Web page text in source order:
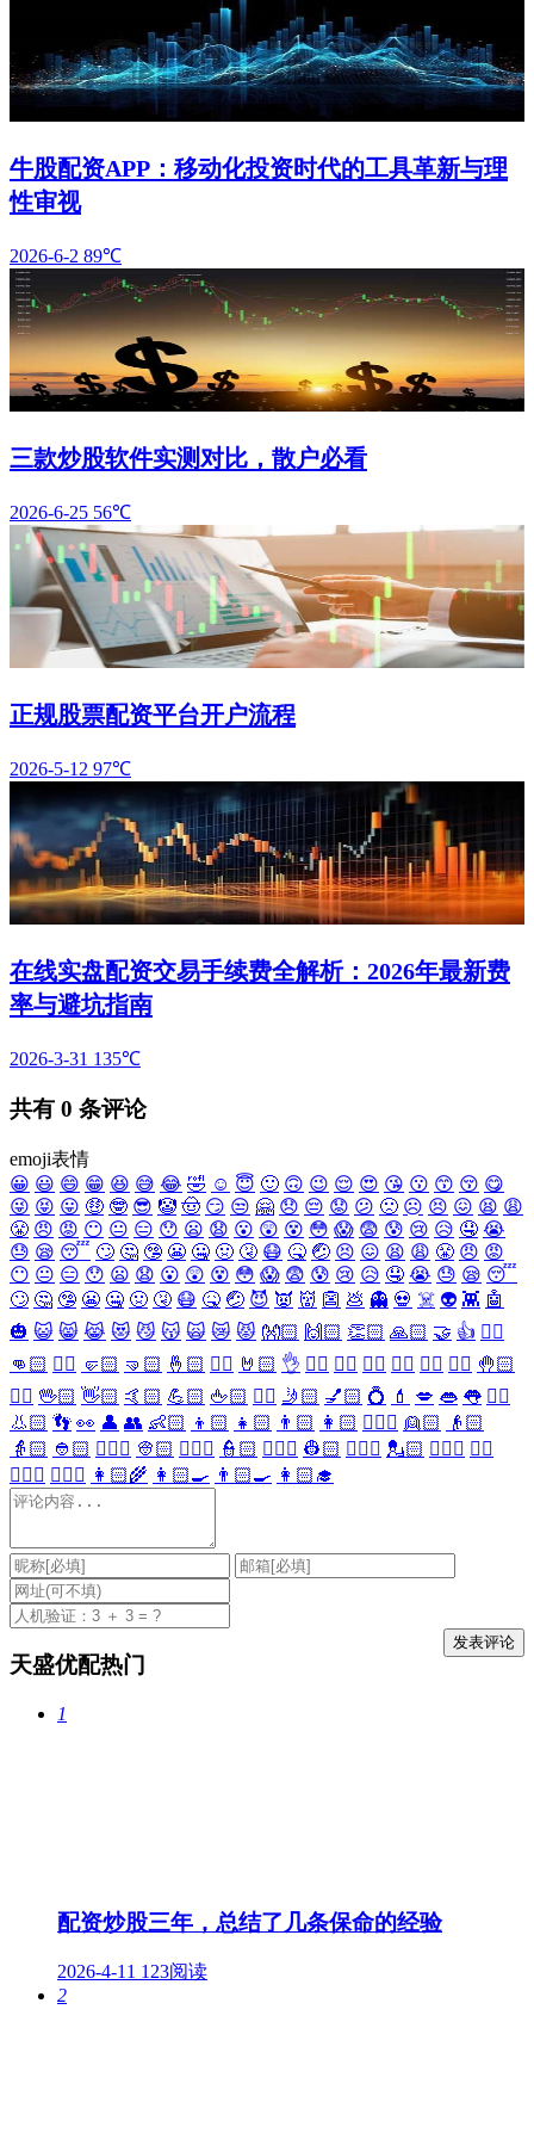
牛股配资APP：移动化投资时代的工具革新与理
性审视
2026-6-2 89℃
三款炒股软件实测对比，散户必看
2026-6-25 56℃
正规股票配资平台开户流程
2026-5-12 97℃
在线实盘配资交易手续费全解析：2026年最新费
率与避坑指南
2026-3-31 135℃
共有 0 条评论
emoji表情
😀 😃 😄 😁 😆 😅 😂 🤣 ☺️ 😇 🙂 🙃 😉 😌 😍 😘 😗 😙 😚 😋
😜 😝 😛 🤑 🤓 😎 🤡 🤠 😏 😒 🤗 😞 😔 😟 😕 🙁 ☹️ 😣 😖 😫 😩
😤 😠 😡 😶 😐 😑 😯 😦 😧 😮 😲 😵 😳 😱 😨 😰 😢 😥 🤤 😭
😓 😪 😴 🙄 🤔 🤥 😬 🤐 🤢 🤧 😷 🤒 🤕 😣 😖 😫 😩 😤 😠 😡
😶 😐 😑 😯 😦 😧 😮 😲 😵 😳 😱 😨 😰 😢 😥 🤤 😭 😓 😪 😴
🙄 🤔 🤥 😬 🤐 🤢 🤧 😷 🤒 🤕 😈 👿 👹 👺 💩 👻 💀 ☠️ 👽 👾 🤖
🎃 😺 😸 😹 😻 😼 😽 🙀 😿 😾 👐🏻 🙌🏻 👏🏻 🙏🏻 🤝 👍 👎🏻
👊🏻 ✊🏻 🤛🏻 🤜🏻 🤞🏻 ✌🏻 🤘🏻 👌 👈🏻 👉🏻 👆🏻 👇🏻 ☝🏻 ✋🏻 🤚🏻
🖐🏻 🖖🏻 👋🏻 🤙🏻 💪🏻 🖕🏻 ✍🏻 🤳🏻 💅🏻 💍 💄 💋 👄 👅 👂🏻
👃🏻 👣 👀 👤 👥 👶🏻 👦🏻 👧🏻 👨🏻 👩🏻 👱🏻‍♀️ 👱🏻
👴🏻
👵🏻 👲🏻 👳🏻‍♀️ 👳🏻 👮🏻‍♀️ 👮🏻 👷🏻‍♀️ 👷🏻 💂🏻‍♀️ 💂🏻 🕵🏻‍♀️ 🕵🏻
👩🏻‍⚕️ 👨🏻‍⚕️ 👩🏻‍🌾 👩🏻‍🍳 👨🏻‍🍳 👩🏻‍🎓
天盛优配热门
1
配资炒股三年，总结了几条保命的经验
2026-4-11 123阅读
2